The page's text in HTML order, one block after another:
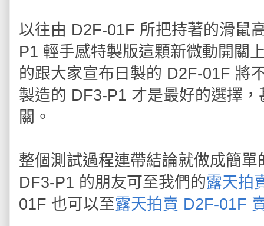
以往由 D2F-01F 所把持著的滑鼠
P1 輕手感特製版這顆新微動開關
的跟大家宣布日製的 D2F-01F 將
製造的 DF3-P1 才是最好的選擇
關。
整個測試過程連帶結論就做成簡
DF3-P1 的朋友可至我們的露天拍
01F 也可以至露天拍賣 D2F-01F